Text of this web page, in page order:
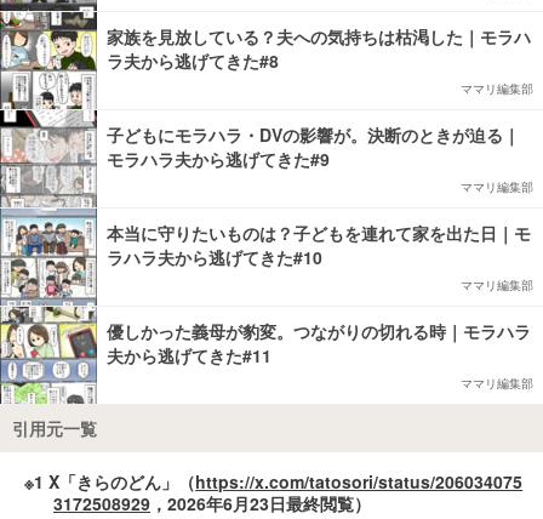
家族を見放している？夫への気持ちは枯渇した｜モラハ
ラ夫から逃げてきた#8
ママリ編集部
子どもにモラハラ・DVの影響が。決断のときが迫る｜
モラハラ夫から逃げてきた#9
ママリ編集部
本当に守りたいものは？子どもを連れて家を出た日｜モ
ラハラ夫から逃げてきた#10
ママリ編集部
優しかった義母が豹変。つながりの切れる時｜モラハラ
夫から逃げてきた#11
ママリ編集部
引用元一覧
※1 X「きらのどん」（https://x.com/tatosori/status/206034075
3172508929 ，2026年6月23日最終閲覧）